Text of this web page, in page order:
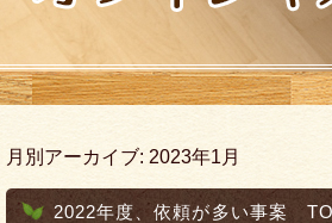
月別アーカイブ: 2023年1月
2022年度、依頼が多い事案